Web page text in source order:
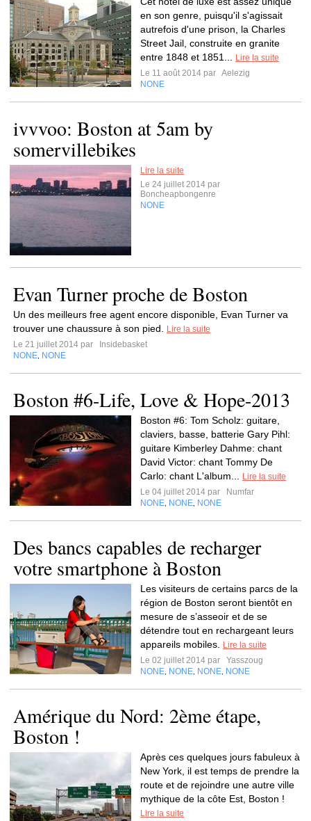
en son genre, puisqu'il s'agissait
autrefois d'une prison, la Charles
Street Jail, construite en granite
entre 1848 et 1851...
Lire la suite
Le 11 août 2014 par Aelezig
NONE
ivvvoo: Boston at 5am by
somervillebikes
Lire la suite
Le 24 juillet 2014 par
Boncheapbongenre
NONE
Evan Turner proche de Boston
Un des meilleurs free agent encore disponible, Evan Turner va
trouver une chaussure à son pied.
Lire la suite
Le 21 juillet 2014 par
Insidebasket
NONE NONE
Boston #6-Life, Love & Hope-2013
Boston #6: Tom Scholz: guitare,
claviers, basse, batterie Gary Pihl:
guitare Kimberley Dahme: chant
David Victor: chant Tommy De
Carlo: chant L'album...
Lire la suite
Le 04 juillet 2014 par
Numfar
NONE NONE NONE
Des bancs capables de recharger
votre smartphone à Boston
Les visiteurs de certains parcs de la
région de Boston seront bientôt en
mesure de s’asseoir et de se
détendre tout en rechargeant leurs
appareils mobiles.
Lire la suite
Le 02 juillet 2014 par
Yasszoug
NONE NONE NONE NONE
Amérique du Nord: 2ème étape,
Boston !
Après ces quelques jours fabuleux à
New York, il est temps de prendre la
route et de rejoindre une autre ville
mythique de la côte Est, Boston !
Lire la suite